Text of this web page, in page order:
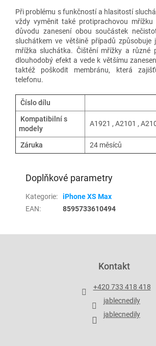
Při problému s funkčností a hlasitostí
vždy vyměnit také protiprachovou
důvodu zanesení obou součástek
sluchátkem ve většině případů způsobuje
mřížka sluchátka. Čištění mřížky a různé
dlouhodobý efekt a vede k většímu
taktéž poškodit membránu, která
telefonu.
Číslo dílu
Kompatibilní s
modely
A1921 , A2101 ,
Záruka 24 měsíců
Doplňkové parametry
Kategorie:
iPhone XS Max
EAN: 8595733610494
Kontakt
+420 733 418 418
jablecnedily
jablecnedily